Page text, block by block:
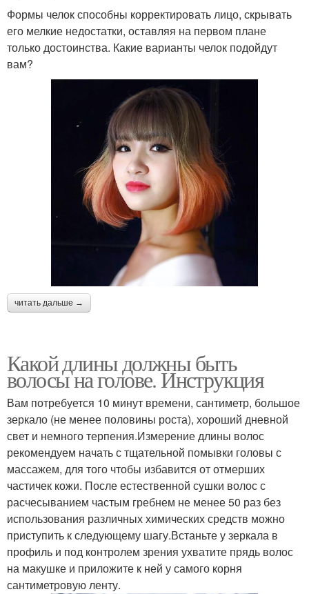
Формы челок способны корректировать лицо, скрывать
его мелкие недостатки, оставляя на первом плане
только достоинства. Какие варианты челок подойдут
вам?
читать дальше →
Какой длины должны быть
волосы на голове. Инструкция
Вам потребуется 10 минут времени, сантиметр, большое
зеркало (не менее половины роста), хороший дневной
свет и немного терпения.Измерение длины волос
рекомендуем начать с тщательной помывки головы с
массажем, для того чтобы избавится от отмерших
частичек кожи. После естественной сушки волос с
расчесыванием частым гребнем не менее 50 раз без
использования различных химических средств можно
приступить к следующему шагу.Встаньте у зеркала в
профиль и под контролем зрения ухватите прядь волос
на макушке и приложите к ней у самого корня
сантиметровую ленту.